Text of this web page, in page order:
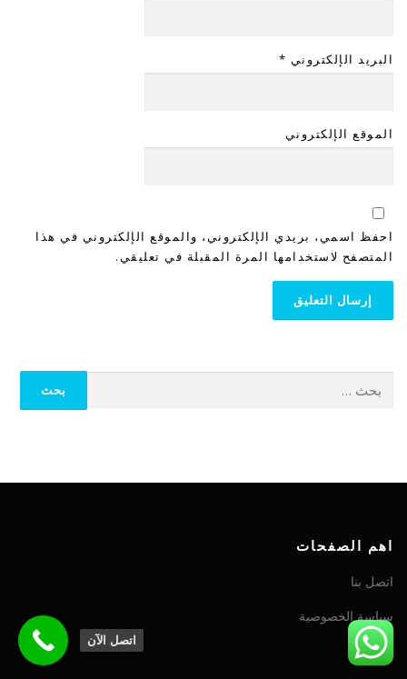
البريد الإلكتروني *
الموقع الإلكتروني
احفظ اسمي، بريدي الإلكتروني، والموقع الإلكتروني في هذا
المتصفح لاستخدامها المرة المقبلة في تعليقي.
اهم الصفحات
اتصل بنا
سياسة الخصوصية
من نحن
اتصل الآن